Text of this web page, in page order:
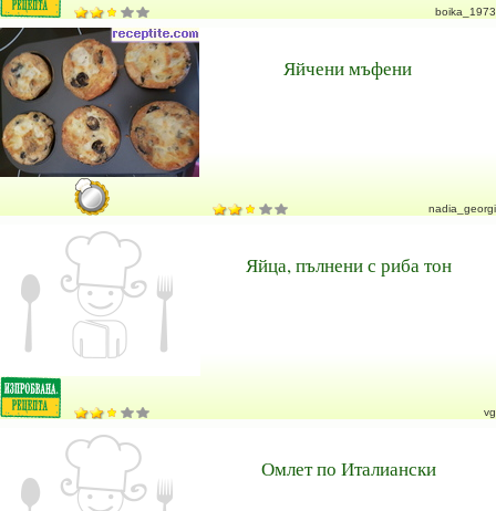
boika_1973
Яйчени мъфени
nadia_georgi
Яйца, пълнени с риба тон
vg
Омлет по Италиански